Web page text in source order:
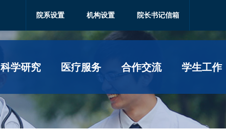
科学研究 医疗服务 合作交流 学生工作
院系设置 机构设置 院长书记信箱